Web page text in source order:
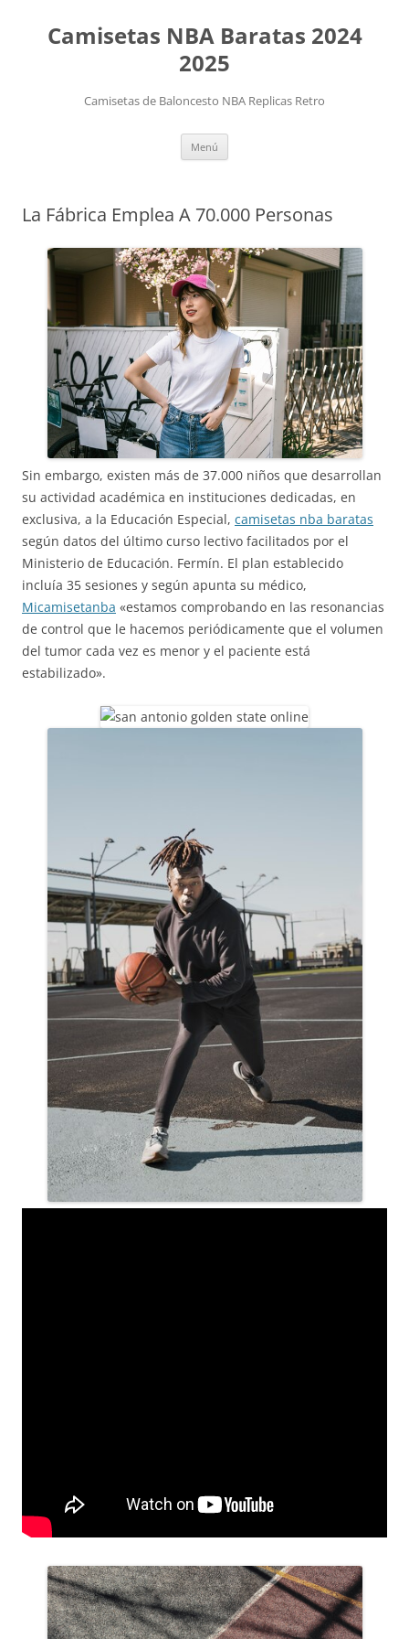
Camisetas NBA Baratas 2024
2025
Camisetas de Baloncesto NBA Replicas Retro
Menú
La Fábrica Emplea A 70.000 Personas
Sin embargo, existen más de 37.000 niños que desarrollan
su actividad académica en instituciones dedicadas, en
exclusiva, a la Educación Especial, camisetas nba baratas
según datos del último curso lectivo facilitados por el
Ministerio de Educación. Fermín. El plan establecido
incluía 35 sesiones y según apunta su médico,
Micamisetanba «estamos comprobando en las resonancias
de control que le hacemos periódicamente que el volumen
del tumor cada vez es menor y el paciente está
estabilizado».